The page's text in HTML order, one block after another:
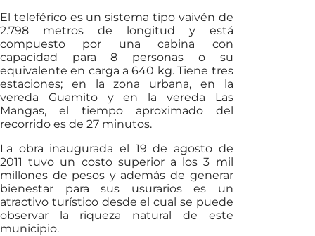
El teleférico es un sistema tipo vaivén de
2.798 metros de longitud y está
compuesto por una cabina con
capacidad para 8 personas o su
equivalente en carga a 640 kg. Tiene tres
estaciones; en la zona urbana, en la
vereda Guamito y en la vereda Las
Mangas, el tiempo aproximado del
recorrido es de 27 minutos.
La obra inaugurada el 19 de agosto de
2011 tuvo un costo superior a los 3 mil
millones de pesos y además de generar
bienestar para sus usurarios es un
atractivo turístico desde el cual se puede
observar la riqueza natural de este
municipio.